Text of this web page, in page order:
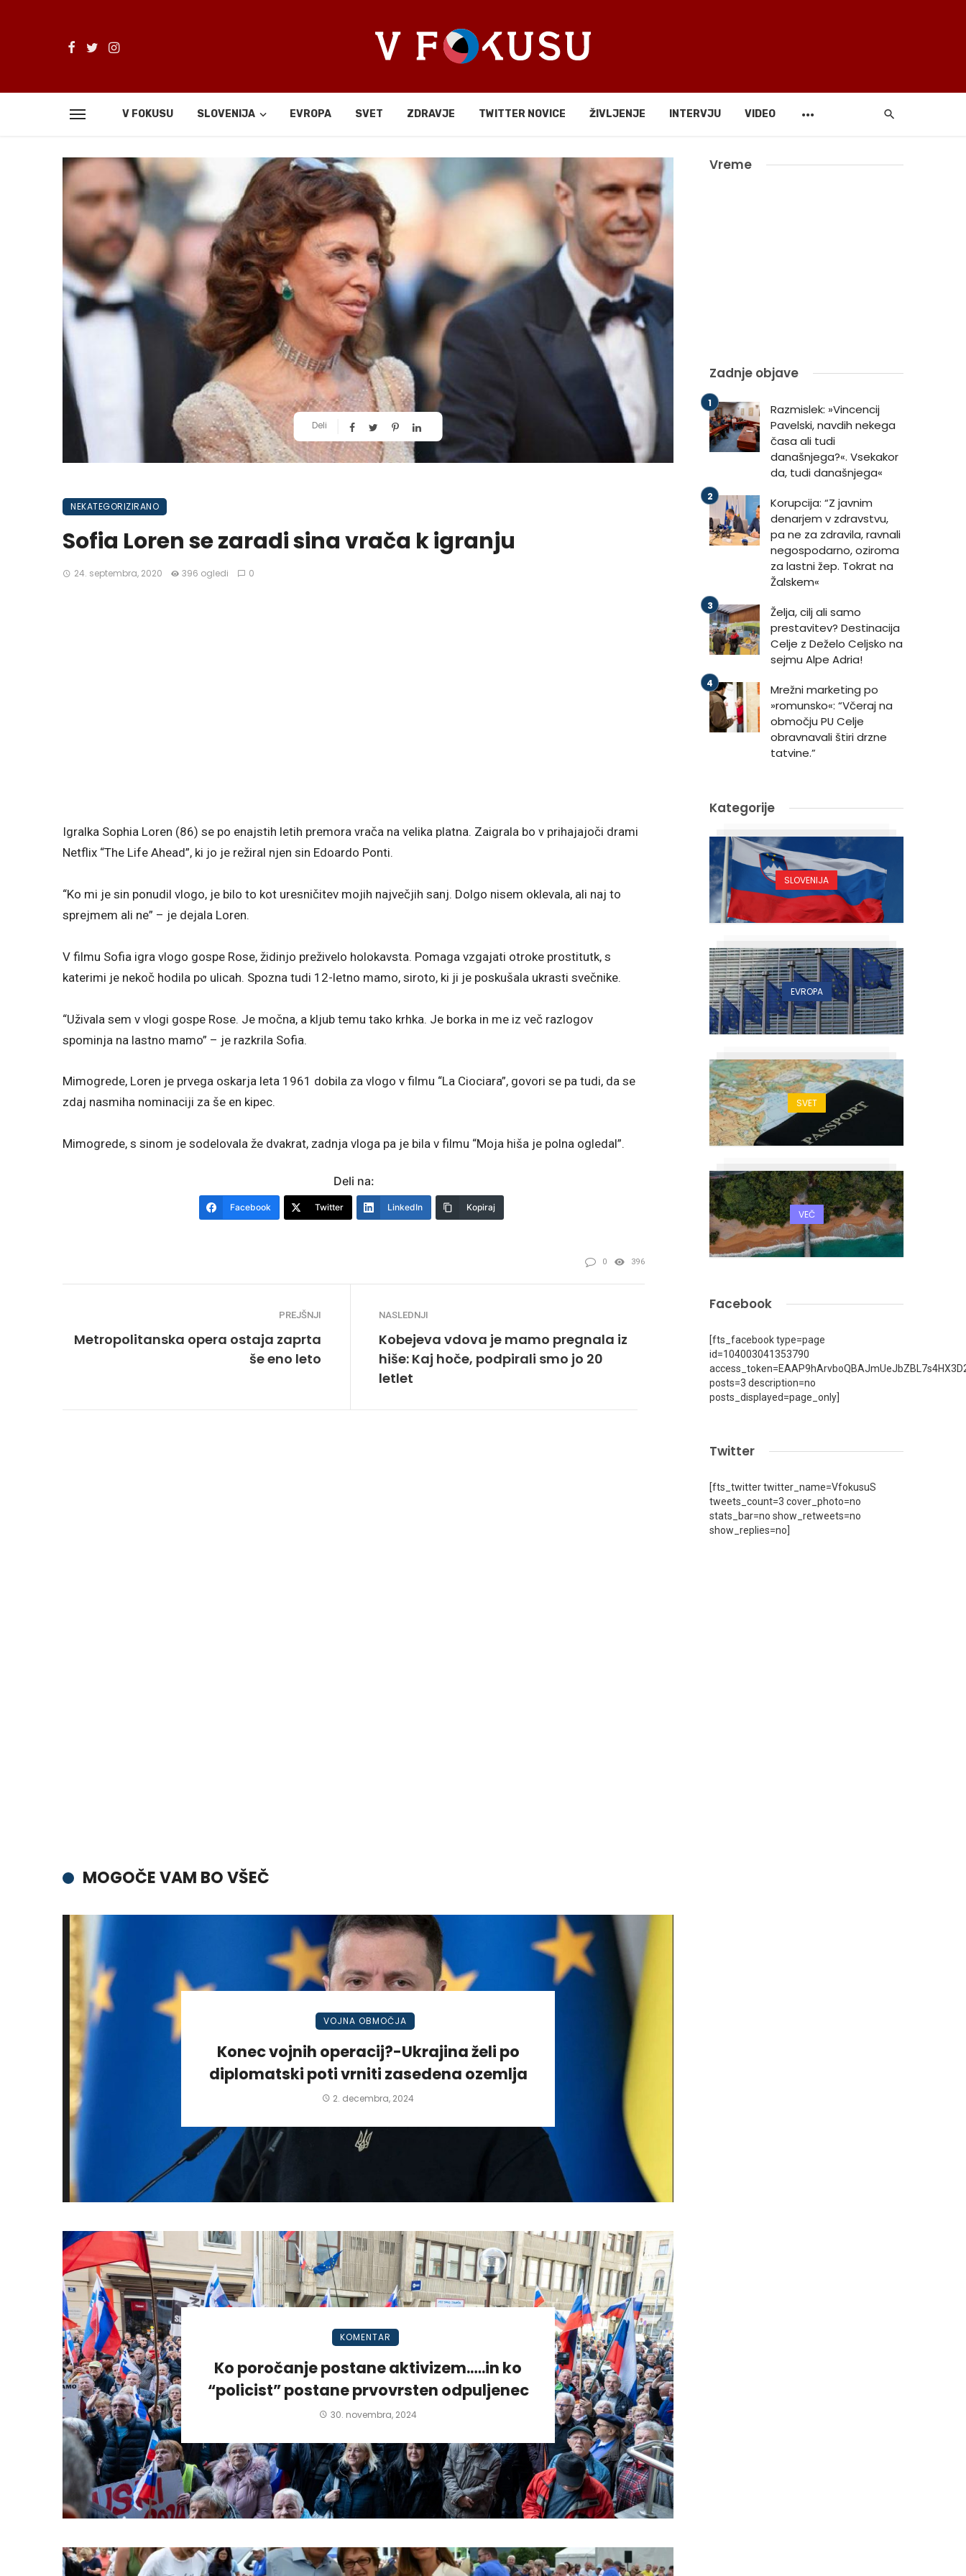
V FOKUSU SLOVENIJA EVROPA SVET ZDRAVJE TWITTER NOVICE ŽIVLJENJE INTERVJU VIDEO
Deli
NEKATEGORIZIRANO
Sofia Loren se zaradi sina vrača k igranju
24. septembra, 2020 396 ogledi 0
Igralka Sophia Loren (86) se po enajstih letih premora vrača na velika platna. Zaigrala bo v prihajajoči drami
Netflix “The Life Ahead”, ki jo je režiral njen sin Edoardo Ponti.
“Ko mi je sin ponudil vlogo, je bilo to kot uresničitev mojih največjih sanj. Dolgo nisem oklevala, ali naj to
sprejmem ali ne” – je dejala Loren.
V filmu Sofia igra vlogo gospe Rose, židinjo preživelo holokavsta. Pomaga vzgajati otroke prostitutk, s
katerimi je nekoč hodila po ulicah. Spozna tudi 12-letno mamo, siroto, ki ji je poskušala ukrasti svečnike.
“Uživala sem v vlogi gospe Rose. Je močna, a kljub temu tako krhka. Je borka in me iz več razlogov
spominja na lastno mamo” – je razkrila Sofia.
Mimogrede, Loren je prvega oskarja leta 1961 dobila za vlogo v filmu “La Ciociara”, govori se pa tudi, da se
zdaj nasmiha nominaciji za še en kipec.
Mimogrede, s sinom je sodelovala že dvakrat, zadnja vloga pa je bila v filmu “Moja hiša je polna ogledal”.
Deli na:
Facebook Twitter LinkedIn Kopiraj
0 396
PREJŠNJI
Metropolitanska opera ostaja zaprta
še eno leto
NASLEDNJI
Kobejeva vdova je mamo pregnala iz
hiše: Kaj hoče, podpirali smo jo 20
letlet
MOGOČE VAM BO VŠEČ
VOJNA OBMOČJA
Konec vojnih operacij?-Ukrajina želi po
diplomatski poti vrniti zasedena ozemlja
2. decembra, 2024
KOMENTAR
Ko poročanje postane aktivizem.….in ko
“policist” postane prvovrsten odpuljenec
30. novembra, 2024
Vreme
Zadnje objave
Razmislek: »Vincencij
Pavelski, navdih nekega
časa ali tudi
današnjega?«. Vsekakor
da, tudi današnjega«
Korupcija: “Z javnim
denarjem v zdravstvu,
pa ne za zdravila, ravnali
negospodarno, oziroma
za lastni žep. Tokrat na
Žalskem«
Želja, cilj ali samo
prestavitev? Destinacija
Celje z Deželo Celjsko na
sejmu Alpe Adria!
Mrežni marketing po
»romunsko«: “Včeraj na
območju PU Celje
obravnavali štiri drzne
tatvine.”
Kategorije
SLOVENIJA
EVROPA
SVET
VEČ
Facebook
[fts_facebook type=page
id=104003041353790
posts=3 description=no
posts_displayed=page_only]
Twitter
[fts_twitter twitter_name=VfokusuS
tweets_count=3 cover_photo=no
stats_bar=no show_retweets=no
show_replies=no]